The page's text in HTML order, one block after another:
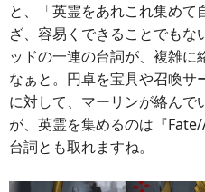
と、「英霊をあれこれ集め
ざ、容易くできることでもな
ッドの一連の台詞が、複雑に
なぁと。円卓を宝具や召喚サ
に対して、マーリンが絡んで
が、英霊を集めるのは『
台詞とも取れますね。